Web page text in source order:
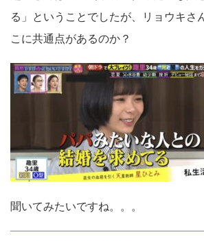
る」ということでしたが、リョウキさ
こに共通点があるのか？
聞いてみたいですね。。。